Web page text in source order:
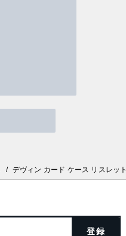
/ デヴィン カード ケース リスレッ
登録